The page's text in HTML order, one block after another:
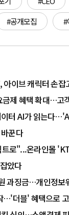
#공개모집 #
이브 캐릭터 손잡
금제 혜택 확대…고
터 AI가 읽는다
꾼다
로"...온라인몰
았다
과징금…개인정보
…'더블' 혜택으로